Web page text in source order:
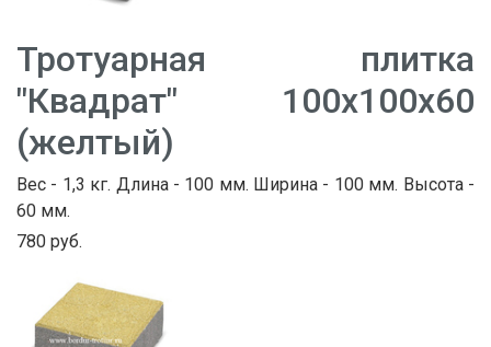
Тротуарная плитка
"Квадрат" 100х100х60
(желтый)
Вес - 1,3 кг. Длина - 100 мм. Ширина - 100 мм. Высота -
60 мм.
780 руб.